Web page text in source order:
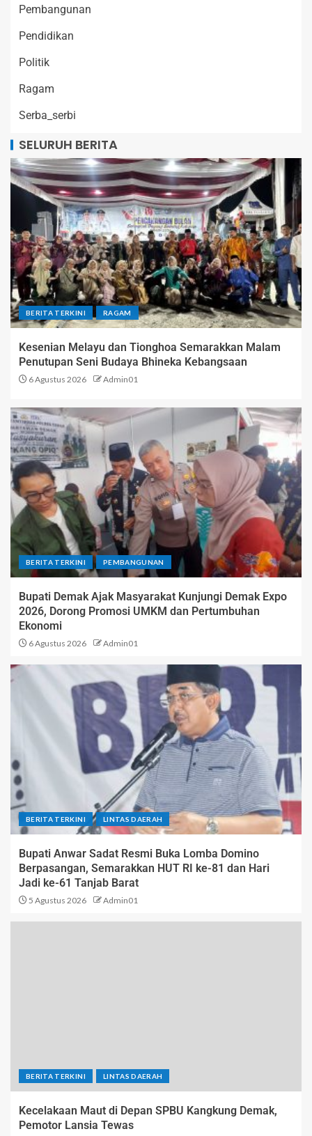
Pembangunan
Pendidikan
Politik
Ragam
Serba_serbi
SELURUH BERITA
BERITA TERKINI RAGAM
Kesenian Melayu dan Tionghoa Semarakkan Malam
Penutupan Seni Budaya Bhineka Kebangsaan
6 Agustus 2026 Admin01
BERITA TERKINI PEMBANGUNAN
Bupati Demak Ajak Masyarakat Kunjungi Demak Expo
2026, Dorong Promosi UMKM dan Pertumbuhan
Ekonomi
6 Agustus 2026 Admin01
BERITA TERKINI LINTAS DAERAH
Bupati Anwar Sadat Resmi Buka Lomba Domino
Berpasangan, Semarakkan HUT RI ke-81 dan Hari
Jadi ke-61 Tanjab Barat
5 Agustus 2026 Admin01
BERITA TERKINI LINTAS DAERAH
Kecelakaan Maut di Depan SPBU Kangkung Demak,
Pemotor Lansia Tewas